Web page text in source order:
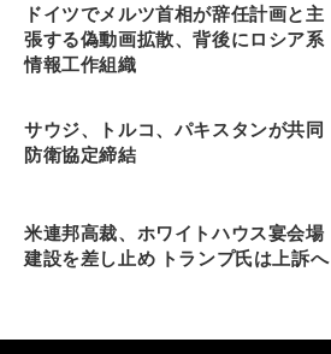
ドイツでメルツ首相が辞任計画と主
張する偽動画拡散、背後にロシア系
情報工作組織
サウジ、トルコ、パキスタンが共同
防衛協定締結
米連邦高裁、ホワイトハウス宴会場
建設を差し止め トランプ氏は上訴へ